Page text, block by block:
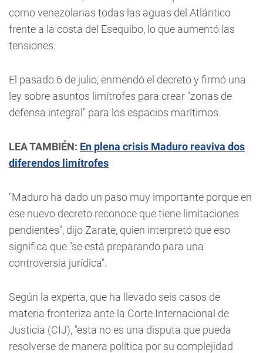
como venezolanas todas las aguas del Atlántico
frente a la costa del Esequibo, lo que aumentó las
tensiones.
El pasado 6 de julio, enmendó el decreto y firmó una
ley sobre asuntos limítrofes para crear "zonas de
defensa integral" para los espacios marítimos.
LEA TAMBIÉN: En plena crisis Maduro reaviva dos
diferendos limítrofes
"Maduro ha dado un paso muy importante porque en
ese nuevo decreto reconoce que tiene limitaciones
pendientes", dijo Zarate, quien interpretó que eso
significa que "se está preparando para una
controversia jurídica".
Según la experta, que ha llevado seis casos de
materia fronteriza ante la Corte Internacional de
Justicia (CIJ), "esta no es una disputa que pueda
resolverse de manera política por su complejidad